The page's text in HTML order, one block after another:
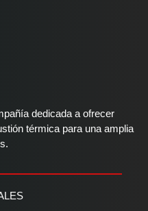
dedicada a ofrecer
térmica para una amplia